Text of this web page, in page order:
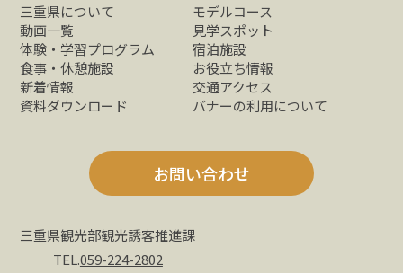
三重県について
モデルコース
動画一覧
見学スポット
体験・学習プログラム
宿泊施設
食事・休憩施設
お役立ち情報
新着情報
交通アクセス
資料ダウンロード
バナーの利用について
お問い合わせ
三重県観光部観光誘客推進課
TEL.059-224-2802